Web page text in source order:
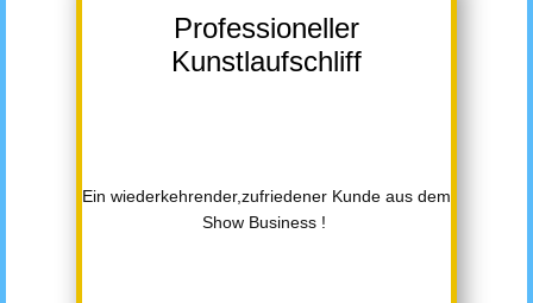
Professioneller
Kunstlaufschliff
Ein wiederkehrender,zufriedener Kunde aus dem
Show Business !